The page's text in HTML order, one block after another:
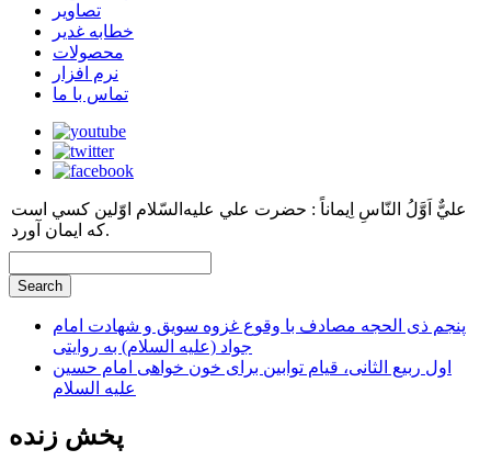
تصاویر
خطابه غدیر
محصولات
نرم افزار
تماس با ما
عليٌّ اَوَّلُ النّاسِ اِيماناً : حضرت علي عليه‌السّلام اوّلين كسي است
كه ايمان آورد.
پنجم ذی الحجه مصادف با وقوع غزوه سویق و شهادت امام
جواد (علیه السلام) به روایتی
اول ربیع الثانی، قیام توابین برای خون خواهی امام حسین
علیه السلام
پخش زنده